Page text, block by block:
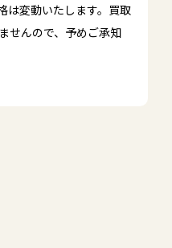
は変動いたします。買取
せんので、予めご承知